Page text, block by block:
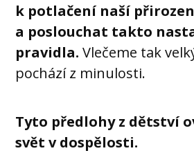
k potlačení naší
a poslouchat takto
pravidla. Vlečeme tak
pochází z minulosti.
Tyto předlohy z dětství
svět v dospělosti.